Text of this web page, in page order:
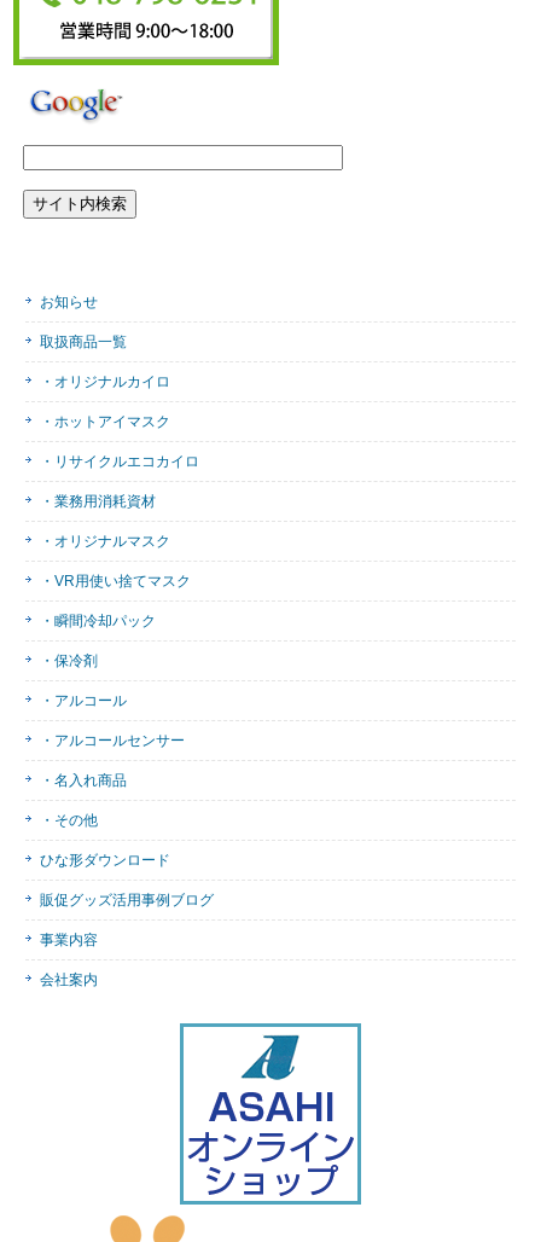
お知らせ
取扱商品一覧
・オリジナルカイロ
・ホットアイマスク
・リサイクルエコカイロ
・業務用消耗資材
・オリジナルマスク
・VR用使い捨てマスク
・瞬間冷却パック
・保冷剤
・アルコール
・アルコールセンサー
・名入れ商品
・その他
ひな形ダウンロード
販促グッズ活用事例ブログ
事業内容
会社案内